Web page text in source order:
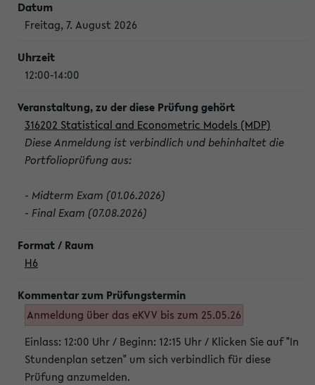
Freitag, 7. August 2026
12:00-14:00
316202 Statistical and Econometric Models (MDP)
Diese Anmeldung ist verbindlich und behinhaltet die
Portfolioprüfung aus:
- Midterm Exam (01.06.2026)
- Final Exam (07.08.2026)
H6
Anmeldung über das eKVV bis zum 25.05.26
Einlass: 12:00 Uhr / Beginn: 12:15 Uhr / Klicken Sie auf "In
Stundenplan setzen" um sich verbindlich für diese
Prüfung anzumelden.